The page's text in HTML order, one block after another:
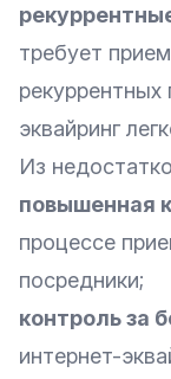
требует
эквайринг
Из
повышенная
процессе
посредники;
контроль за
интернет-